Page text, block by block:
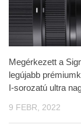
Megérkezett a
legújabb
I-sorozatú ultra
9 FEBR, 2022